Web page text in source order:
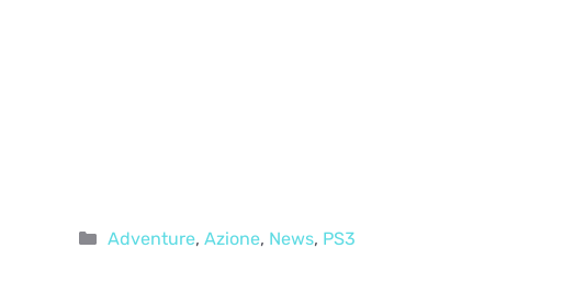
Categorie
Adventure, Azione, News, PS3